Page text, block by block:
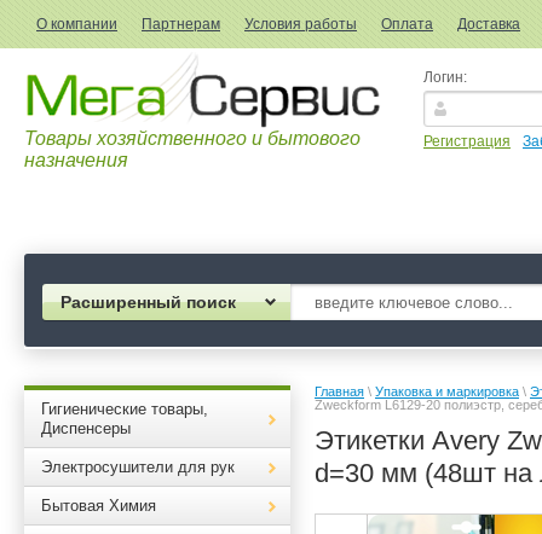
О компании Партнерам Условия работы Оплата Доставка
Товары хозяйственного и бытового
назначения
Логин:
Регистрация
Расширенный поиск
Гигиенические товары,
Диспенсеры
Электросушители для рук
Бытовая Химия
Главная \ Упаковка и маркировка \
Zweckform L6129-20 полиэстр,
Этикетки Avery
d=30 мм (48шт на